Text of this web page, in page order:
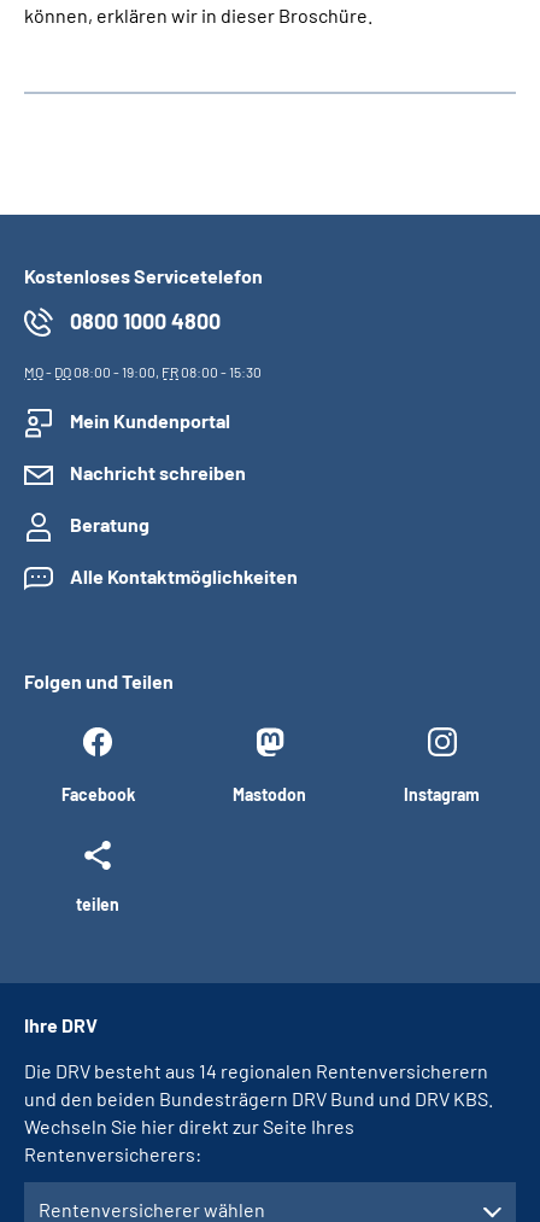
können, erklären wir in dieser Broschüre.
Kostenloses Servicetelefon
0800 1000 4800
MO- DO08:00 - 19:00, FR08:00 - 15:30
Mein Kundenportal
Nachricht schreiben
Beratung
Alle Kontaktmöglichkeiten
Folgen und Teilen
Facebook Mastodon Instagram
teilen
Ihre DRV
Die DRV besteht aus 14 regionalen Rentenversicherern
und den beiden Bundesträgern DRV Bund und DRV KBS.
Wechseln Sie hier direkt zur Seite Ihres
Rentenversicherers:
Rentenversicherer wählen